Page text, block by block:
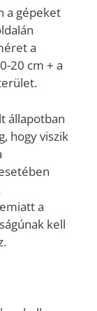
a gépeket
a
20 cm + a
állapotban
hogy viszik
a
kell